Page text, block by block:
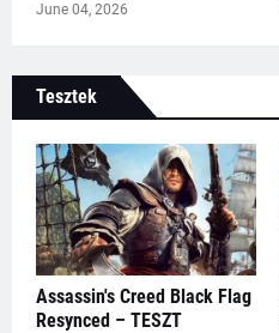
June 04, 2026
Tesztek
Assassin's Creed Black Flag
Resynced – TESZT